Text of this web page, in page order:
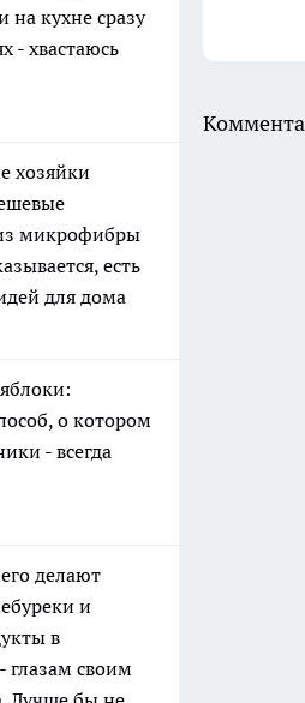
на кухне сразу
- хвастаюсь
хозяйки
микрофибры
есть
для дома
о котором
- всегда
делают
и
в
глазам своим